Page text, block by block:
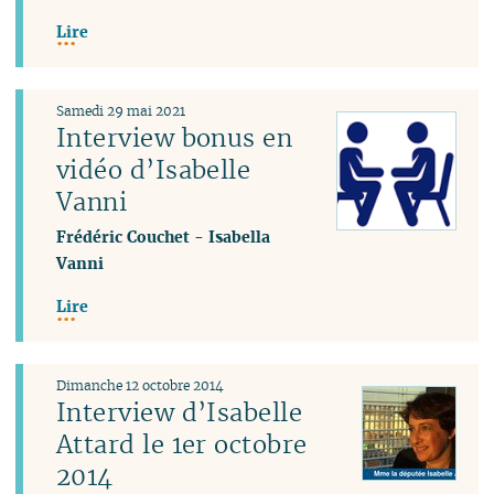
Lire
Interview bonus en
vidéo d’Isabelle
Vanni
Samedi 29 mai 2021
Frédéric Couchet -Isabella
Vanni
Lire
Interview d’Isabelle
Attard le 1er octobre
2014
Dimanche 12 octobre 2014